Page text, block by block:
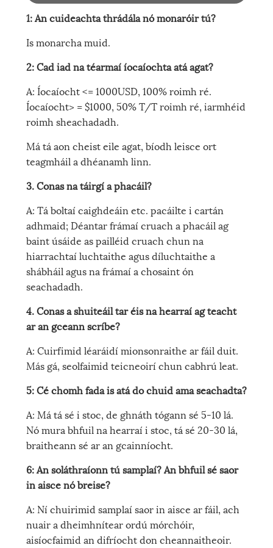
1: An cuideachta thrádála nó monaróir tú?
Is monarcha muid.
2: Cad iad na téarmaí íocaíochta atá agat?
A: Íocaíocht <= 1000USD, 100% roimh ré.
Íocaíocht> = $1000, 50% T/T roimh ré, iarmhéid
roimh sheachadadh.
Má tá aon cheist eile agat, bíodh leisce ort
teagmháil a dhéanamh linn.
3. Conas na táirgí a phacáil?
A: Tá boltaí caighdeáin etc. pacáilte i cartán
adhmaid; Déantar frámaí cruach a phacáil ag
baint úsáide as pailléid cruach chun na
hiarrachtaí luchtaithe agus díluchtaithe a
shábháil agus na frámaí a chosaint ón
seachadadh.
4. Conas a shuiteáil tar éis na hearraí ag teacht
ar an gceann scríbe?
A: Cuirfimid léaráidí mionsonraithe ar fáil duit.
Más gá, seolfaimid teicneoirí chun cabhrú leat.
5: Cé chomh fada is atá do chuid ama seachadta?
A: Má tá sé i stoc, de ghnáth tógann sé 5-10 lá.
Nó mura bhfuil na hearraí i stoc, tá sé 20-30 lá,
braitheann sé ar an gcainníocht.
6: An soláthraíonn tú samplaí? An bhfuil sé saor
in aisce nó breise?
A: Ní chuirimid samplaí saor in aisce ar fáil, ach
nuair a dheimhnítear ordú mórchóir,
aisíocfaimid an difríocht don cheannaitheoir.